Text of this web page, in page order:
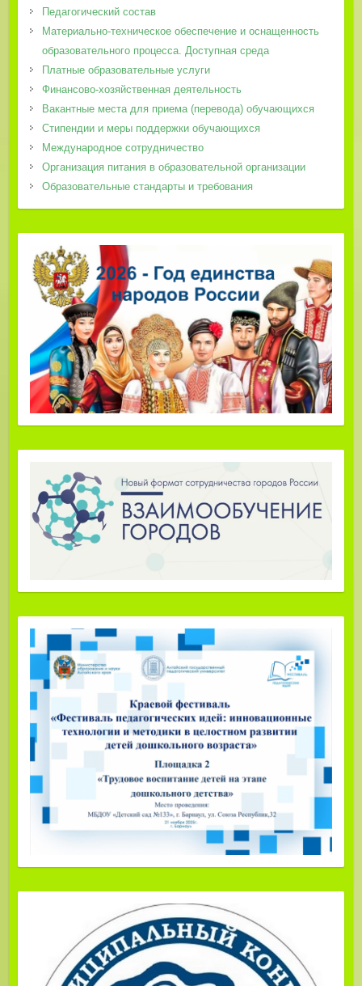
Педагогический состав
Материально-техническое обеспечение и оснащенность
образовательного процесса. Доступная среда
Платные образовательные услуги
Финансово-хозяйственная деятельность
Вакантные места для приема (перевода) обучающихся
Стипендии и меры поддержки обучающихся
Международное сотрудничество
Организация питания в образовательной организации
Образовательные стандарты и требования